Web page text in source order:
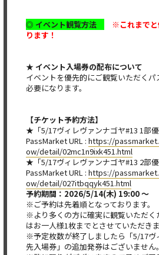
◎ イベント観覧方法
※これまでと
ります！
★ イベント入場券の配布について
イベントを優先的にご観覧いただく
必要になります。
【チケット予約方法】
★「5/17ヴィレヴァンナゴヤ#13 1部優
PassMarket URL : https://
ow/detail/02mc1n9ixk451.html
★「5/17ヴィレヴァンナゴヤ#13 2部優
PassMarket URL : https://
ow/detail/027itbqqyk451.html
予約期間：2026/5/14(木) 19:00 ～
※ご予約は先着順となっております。
※より多くの方に確実に観覧いただく
はお一人様1枚までとさせていただきま
※予定枚数が終了しましたら「5/17ヴ
先入場券」の追加発券はございません。